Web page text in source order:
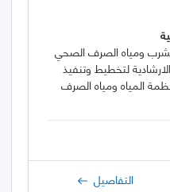
ومياه الصرف الصحي
لتخطيط وتنفيذ
المياه ومياه الصرف
التفاصيل